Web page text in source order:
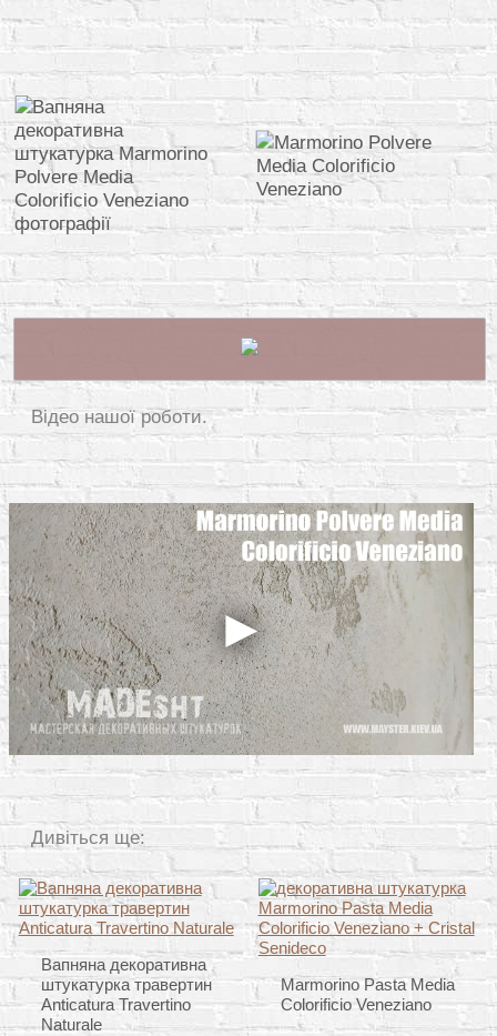
Відео нашої роботи.
Дивіться ще:
Вапняна декоративна
штукатурка травертин
Anticatura Travertino
Naturale
Marmorino Pasta Media
Colorificio Veneziano